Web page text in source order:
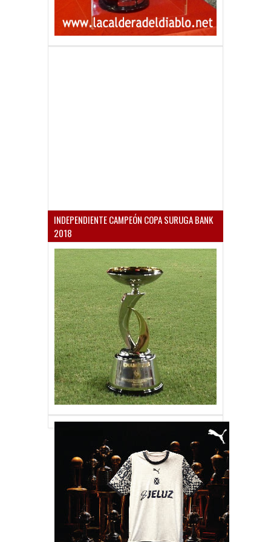
INDEPENDIENTE CAMPEÓN COPA SURUGA BANK
2018